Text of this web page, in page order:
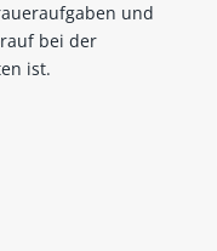
und
bei der
ist.